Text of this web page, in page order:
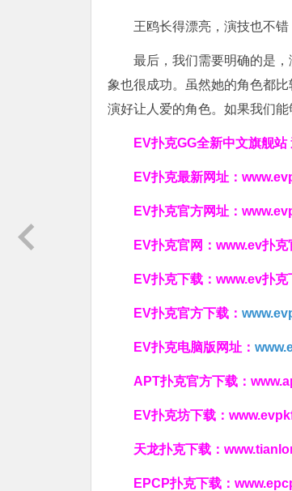
王鸥长得漂亮，演技也不错
最后，我们需要明确的是
象也很成功。虽然她的角色都
演好让人爱的角色。如果我们
EV扑克GG全新中文旗舰站
EV扑克最新网址：
EV扑克官方网址：
EV扑克官网： www.ev扑克
EV扑克下载： www.ev扑克
EV扑克官方下载：
EV扑克电脑版网址：
APT扑克官方下载：
EV扑克坊下载：
天龙扑克下载：
EPCP扑克下载：